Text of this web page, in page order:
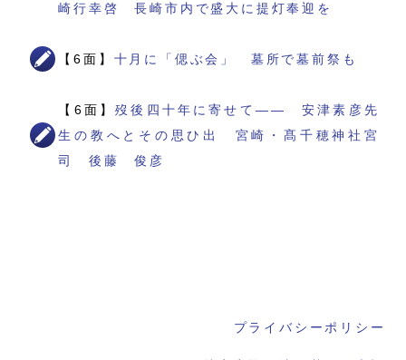
崎行幸啓 長崎市内で盛大に提灯奉迎を
【6面】 十月に「偲ぶ会」 墓所で墓前祭も
【6面】歿後四十年に寄せて―― 安津素彦先
生の教へとその思ひ出 宮崎・髙千穂神社宮
司 後藤 俊彦
プライバシーポリシー